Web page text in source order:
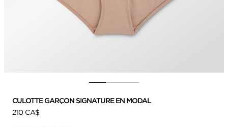
CULOTTE GARÇON SIGNATURE EN MODAL
210 CA$